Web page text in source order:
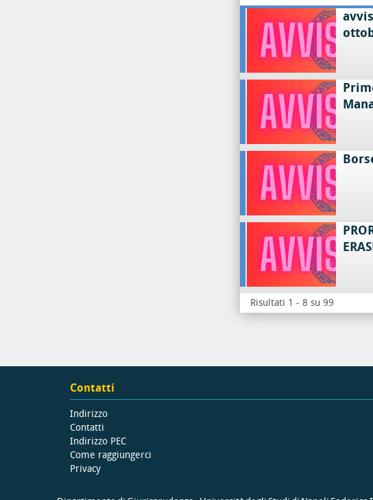
Risultati 1 - 8 su 99
Contatti
Indirizzo
Contatti
Indirizzo PEC
Come raggiungerci
Privacy